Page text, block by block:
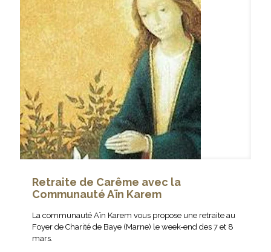
Retraite de Carême avec la
Communauté Aïn Karem
La communauté Aïn Karem vous propose une retraite au
Foyer de Charité de Baye (Marne) le week-end des 7 et 8
mars.